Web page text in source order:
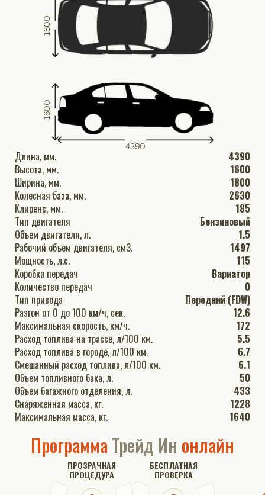
4390
1600
1800
Длина, мм.
4390
Высота, мм.
1600
Ширина, мм.
1800
Колесная база, мм.
2630
Клиренс, мм.
185
Тип двигателя
Бензиновый
Объем двигателя, л.
1.5
Рабочий объем двигателя, см3.
1497
Мощность, л.с.
115
Коробка передач
Вариатор
Количество передач
0
Тип привода
Передний (FDW)
Разгон от 0 до 100 км/ч, сек.
12.6
Максимальная скорость, км/ч.
172
Расход топлива на трассе, л/100 км.
5.5
Расход топлива в городе, л/100 км.
6.7
Смешанный расход топлива, л/100 км.
6.1
Объем топливного бака, л.
50
Объем багажного отделения, л.
433
Снаряженная масса, кг.
1228
Максимальная масса, кг.
1640
ПрограммаТрейд Ин онлайн
ПРОЗРАЧНАЯ
ПРОЦЕДУРА
БЕСПЛАТНАЯ
ПРОВЕРКА